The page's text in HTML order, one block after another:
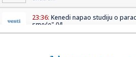
23:36: Kenedi napao studiju o
smeće" (VI...